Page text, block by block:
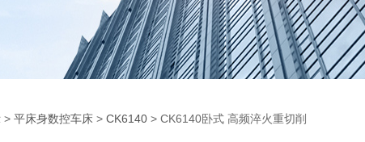
> 平床身数控车床 > CK6140 > CK6140卧式 高频淬火重切削